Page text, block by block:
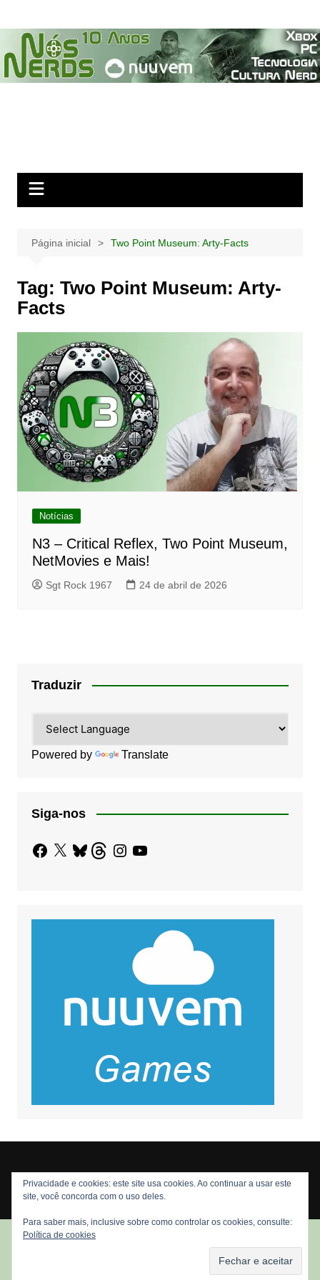
para
conteúdo
Página inicial Two Point Museum: Arty-Facts
Tag: Two Point Museum: Arty-
Facts
Notícias
N3 – Critical Reflex, Two Point Museum,
NetMovies e Mais!
Sgt Rock 1967 24 de abril de 2026
Traduzir
Powered by Translate
Siga-nos
Facebook
X BlueskyThreadsInstagram
YouTube
Copyright © 2026 Nós Nerds. Todos os direitos reservados
Privacidade e cookies: este site usa cookies. Ao continuar a usar este
site, você concorda com o uso deles.
Para saber mais, inclusive sobre como controlar os cookies, consulte:
Política de cookies